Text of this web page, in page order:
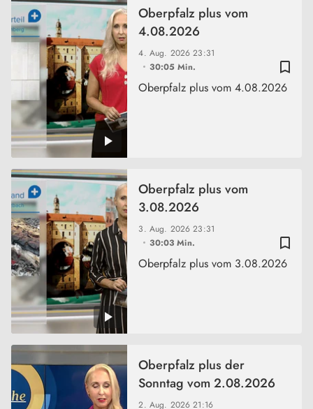
bookmark_border
4. Aug. 202623:31
30:05 Min.
Oberpfalz plus vom
4.08.2026
Oberpfalz plus vom 4.08.2026
bookmark_border
3. Aug. 202623:31
30:03 Min.
Oberpfalz plus vom
3.08.2026
Oberpfalz plus vom 3.08.2026
2. Aug. 202621:16
Oberpfalz plus der
Sonntag vom 2.08.2026